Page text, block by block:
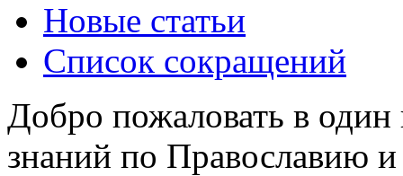
Новые статьи
Список сокращений
Добро пожаловать в
знаний по Православию